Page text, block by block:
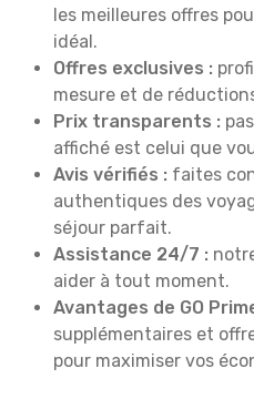
les meilleures offres
idéal.
Offres exclusives :
mesure et de
Prix transparents :
affiché est celui que
Avis vérifiés : faites
authentiques des
séjour parfait.
Assistance 24/7 :
aider à tout moment.
Avantages de GO
supplémentaires et
pour maximiser vos